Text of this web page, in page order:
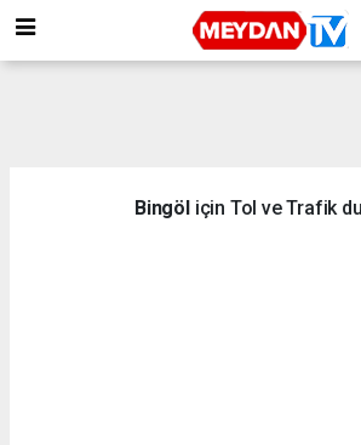
Bingöl için Tol ve Trafik